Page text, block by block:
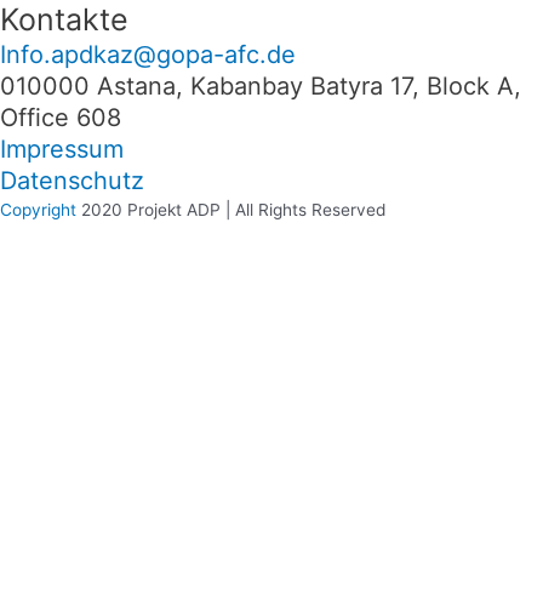
Kontakte
Info.apdkaz@gopa-afc.de
010000 Astana, Kabanbay Batyra 17, Block A,
Office 608
Impressum
Datenschutz
Copyright 2020 Projekt ADP | All Rights Reserved